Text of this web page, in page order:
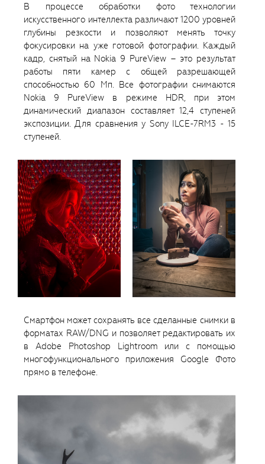
В процессе обработки фото технологии
искусственного интеллекта различают 1200 уровней
глубины резкости и позволяют менять точку
фокусировки на уже готовой фотографии. Каждый
кадр, снятый на Nokia 9 PureView – это результат
работы пяти камер с общей разрешающей
способностью 60 Мп. Все фотографии снимаются
Nokia 9 PureView в режиме HDR, при этом
динамический диапазон составляет 12,4 ступеней
экспозиции. Для сравнения у Sony ILCE-7RM3 - 15
ступеней.
Смартфон может сохранять все сделанные снимки в
форматах RAW/DNG и позволяет редактировать их
в Adobe Photoshop Lightroom или с помощью
многофункционального приложения Google Фото
прямо в телефоне.